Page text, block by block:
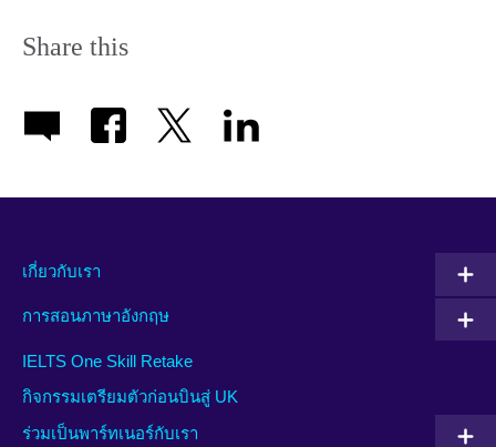
Share this
เกี่ยวกับเรา
การสอนภาษาอังกฤษ
IELTS One Skill Retake
กิจกรรมเตรียมตัวก่อนบินสู่ UK
ร่วมเป็นพาร์ทเนอร์กับเรา